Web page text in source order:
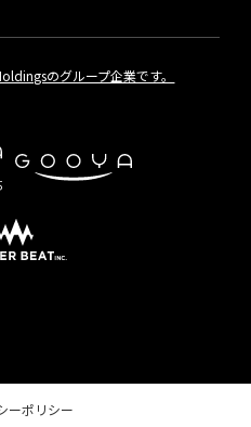
のグループ企業です。
ーポリシー